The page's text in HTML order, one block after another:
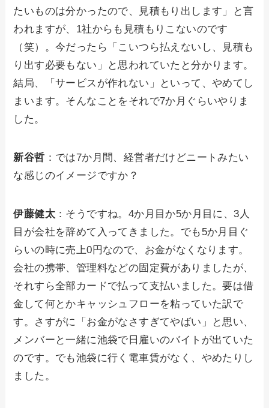
たいものは分かったので、見積もり出します」と言
われますが、1社からも見積もりこないのです
（笑）。今だったら「こいつら払えないし、見積も
り出す必要もない」と思われていたと分かります。
結局、「サービスが作れない」といって、やめてし
まいます。そんなことをそれで7か月ぐらいやりま
した。
新谷哲 ：では7か月間、経営者だけどニートみたい
な感じのイメージですか？
伊藤健太 ：そうですね。4か月目か5か月目に、3人
目が会社を辞めて入ってきました。でも5か月目ぐ
らいの時に売上0円なので、お金がなくなります。
会社の携帯、管理料などの固定費がありましたが、
それすら全部カードで払って支払いました。要は借
金して何とかキャッシュフローを粘っていた訳で
す。さすがに「お金がなさすぎてやばい」と思い、
メンバーと一緒に池袋で日雇いのバイトが出ていた
のです。でも池袋に行く電車賃がなく、やめたりし
ました。